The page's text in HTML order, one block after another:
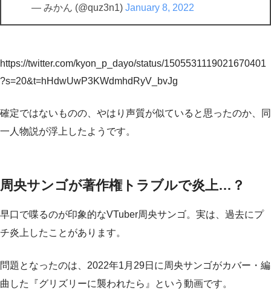
— みかん (@quz3n1) January 8, 2022
https://twitter.com/kyon_p_dayo/status/1505531119021670401
?s=20&t=hHdwUwP3KWdmhdRyV_bvJg
確定ではないものの、やはり声質が似ていると思ったのか、同
一人物説が浮上したようです。
周央サンゴが著作権トラブルで炎上…？
早口で喋るのが印象的なVTuber周央サンゴ。実は、過去にプ
チ炎上したことがあります。
問題となったのは、2022年1月29日に周央サンゴがカバー・編
曲した『グリズリーに襲われたら』という動画です。